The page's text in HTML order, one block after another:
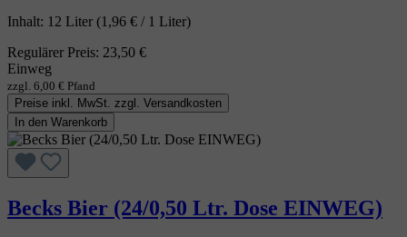
Inhalt: 12 Liter (1,96 € / 1 Liter)
Regulärer Preis: 23,50 €
Einweg
zzgl. 6,00 € Pfand
Preise inkl. MwSt. zzgl. Versandkosten
In den Warenkorb
Becks Bier (24/0,50 Ltr. Dose EINWEG)